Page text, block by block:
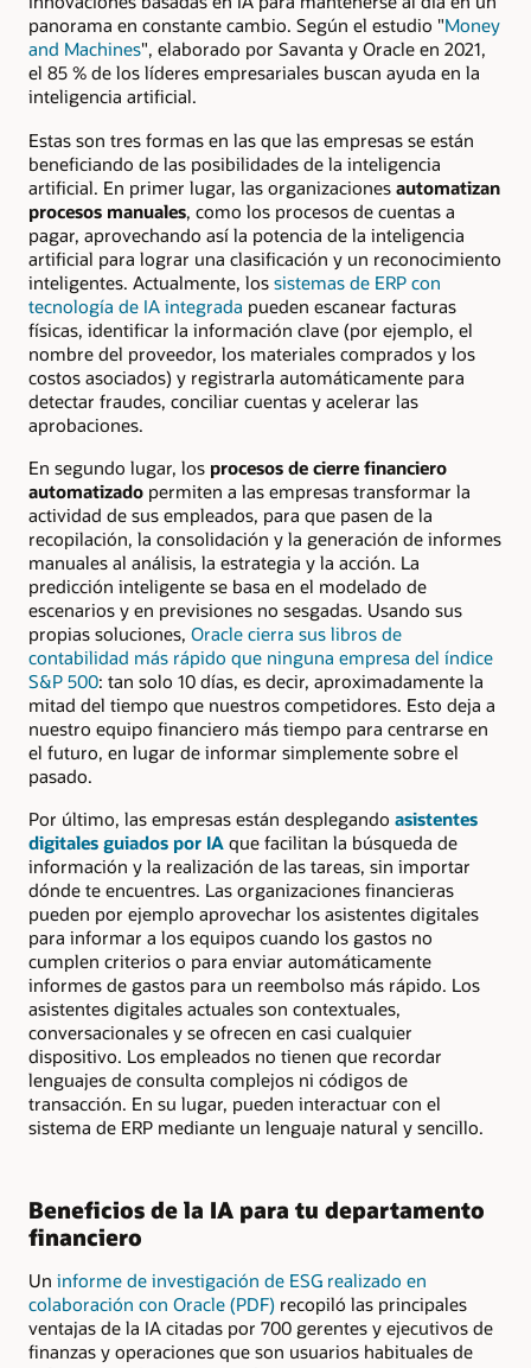
panorama en constante cambio. Según el estudio "Money
and Machines", elaborado por Savanta y Oracle en 2021,
el 85 % de los líderes empresariales buscan ayuda en la
inteligencia artificial.
Estas son tres formas en las que las empresas se están
beneficiando de las posibilidades de la inteligencia
artificial. En primer lugar, las organizaciones automatizan
procesos manuales, como los procesos de cuentas a
pagar, aprovechando así la potencia de la inteligencia
artificial para lograr una clasificación y un reconocimiento
inteligentes. Actualmente, los sistemas de ERP con
tecnología de IA integrada pueden escanear facturas
físicas, identificar la información clave (por ejemplo, el
nombre del proveedor, los materiales comprados y los
costos asociados) y registrarla automáticamente para
detectar fraudes, conciliar cuentas y acelerar las
aprobaciones.
En segundo lugar, los procesos de cierre financiero
automatizado permiten a las empresas transformar la
actividad de sus empleados, para que pasen de la
recopilación, la consolidación y la generación de informes
manuales al análisis, la estrategia y la acción. La
predicción inteligente se basa en el modelado de
escenarios y en previsiones no sesgadas. Usando sus
propias soluciones, Oracle cierra sus libros de
contabilidad más rápido que ninguna empresa del índice
S&P 500: tan solo 10 días, es decir, aproximadamente la
mitad del tiempo que nuestros competidores. Esto deja a
nuestro equipo financiero más tiempo para centrarse en
el futuro, en lugar de informar simplemente sobre el
pasado.
Por último, las empresas están desplegando asistentes
digitales guiados por IA que facilitan la búsqueda de
información y la realización de las tareas, sin importar
dónde te encuentres. Las organizaciones financieras
pueden por ejemplo aprovechar los asistentes digitales
para informar a los equipos cuando los gastos no
cumplen criterios o para enviar automáticamente
informes de gastos para un reembolso más rápido. Los
asistentes digitales actuales son contextuales,
conversacionales y se ofrecen en casi cualquier
dispositivo. Los empleados no tienen que recordar
lenguajes de consulta complejos ni códigos de
transacción. En su lugar, pueden interactuar con el
sistema de ERP mediante un lenguaje natural y sencillo.
Beneficios de la IA para tu departamento
financiero
Un informe de investigación de ESG realizado en
colaboración con Oracle (PDF) recopiló las principales
ventajas de la IA citadas por 700 gerentes y ejecutivos de
finanzas y operaciones que son usuarios habituales de